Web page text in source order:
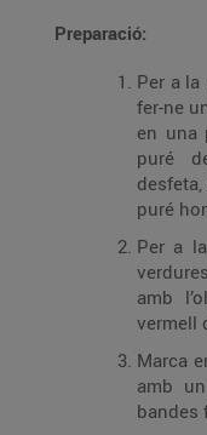
Preparació:
Per a
fer-ne
en una
puré
puré
Per a
amb
vermell
Marca
amb
bandes